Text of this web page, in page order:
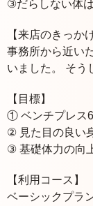
③だらしない体は
【来店のきっか
事務所から近い
いました。 そう
【目標】
① ベンチプレス
② 見た目の良い
③ 基礎体力の向
【利用コース】
ベーシックプラ